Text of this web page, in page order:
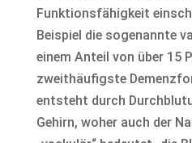
Funktionsfähigkeit
Beispiel die sogenannte
einem Anteil von über 15
zweithäufigste
entsteht durch
Gehirn, woher auch der